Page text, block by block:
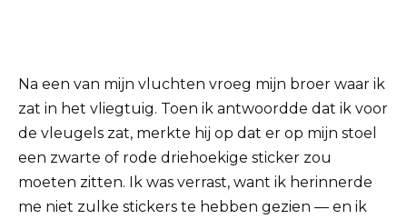
Na een van mijn vluchten vroeg mijn broer waar ik
zat in het vliegtuig. Toen ik antwoordde dat ik voor
de vleugels zat, merkte hij op dat er op mijn stoel
een zwarte of rode driehoekige sticker zou
moeten zitten. Ik was verrast, want ik herinnerde
me niet zulke stickers te hebben gezien — en ik